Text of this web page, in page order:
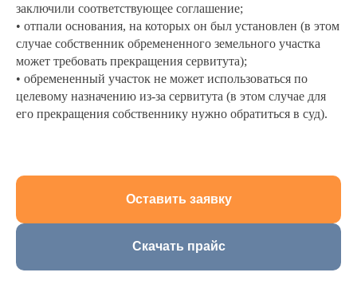
заключили соответствующее соглашение;
• отпали основания, на которых он был установлен (в этом
случае собственник обремененного земельного участка
может требовать прекращения сервитута);
• обремененный участок не может использоваться по
целевому назначению из-за сервитута (в этом случае для
его прекращения собственнику нужно обратиться в суд).
Оставить заявку
Скачать прайс